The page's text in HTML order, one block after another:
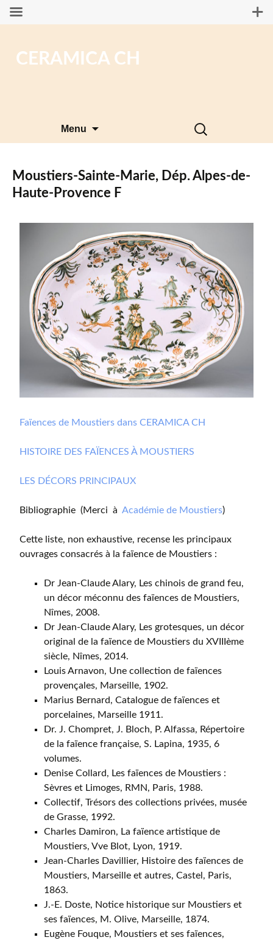
CERAMICA CH
Menu
Rechercher :
Moustiers-Sainte-Marie, Dép. Alpes-de-
Haute-Provence F
Faïences de Moustiers dans CERAMICA CH
HISTOIRE DES FAÏENCES À MOUSTIERS
LES DÉCORS PRINCIPAUX
Bibliographie (Merci à Académie de Moustiers)
Cette liste, non exhaustive, recense les principaux
ouvrages consacrés à la faïence de Moustiers :
Dr Jean-Claude Alary, Les chinois de grand feu,
un décor méconnu des faïences de Moustiers,
Nîmes, 2008.
Dr Jean-Claude Alary, Les grotesques, un décor
original de la faïence de Moustiers du XVIIIème
siècle, Nîmes, 2014.
Louis Arnavon, Une collection de faïences
provençales, Marseille, 1902.
Marius Bernard, Catalogue de faïences et
porcelaines, Marseille 1911.
Dr. J. Chompret, J. Bloch, P. Alfassa, Répertoire
de la faïence française, S. Lapina, 1935, 6
volumes.
Denise Collard, Les faïences de Moustiers :
Sèvres et Limoges, RMN, Paris, 1988.
Collectif, Trésors des collections privées, musée
de Grasse, 1992.
Charles Damiron, La faïence artistique de
Moustiers, Vve Blot, Lyon, 1919.
Jean-Charles Davillier, Histoire des faïences de
Moustiers, Marseille et autres, Castel, Paris,
1863.
J.-E. Doste, Notice historique sur Moustiers et
ses faïences, M. Olive, Marseille, 1874.
Eugène Fouque, Moustiers et ses faïences,